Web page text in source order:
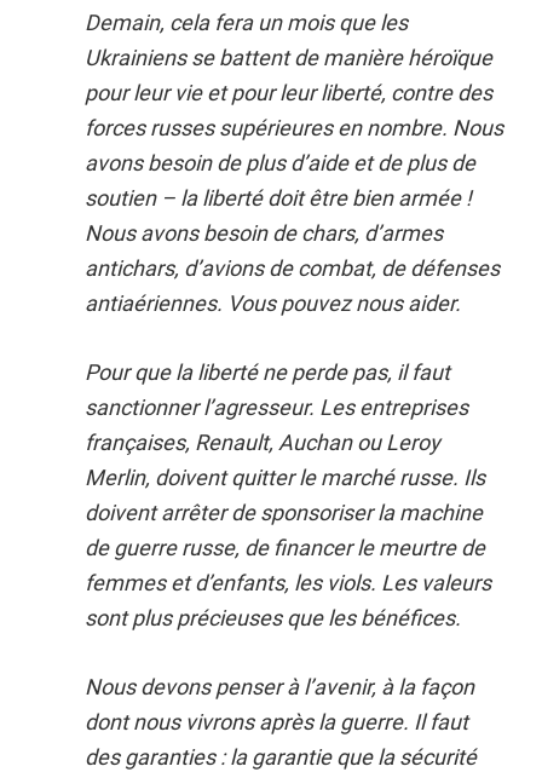
Demain, cela fera un mois que les
Ukrainiens se battent de manière héroïque
pour leur vie et pour leur liberté, contre des
forces russes supérieures en nombre. Nous
avons besoin de plus d’aide et de plus de
soutien – la liberté doit être bien armée !
Nous avons besoin de chars, d’armes
antichars, d’avions de combat, de défenses
antiaériennes. Vous pouvez nous aider.
Pour que la liberté ne perde pas, il faut
sanctionner l’agresseur. Les entreprises
françaises, Renault, Auchan ou Leroy
Merlin, doivent quitter le marché russe. Ils
doivent arrêter de sponsoriser la machine
de guerre russe, de financer le meurtre de
femmes et d’enfants, les viols. Les valeurs
sont plus précieuses que les bénéfices.
Nous devons penser à l’avenir, à la façon
dont nous vivrons après la guerre. Il faut
des garanties : la garantie que la sécurité